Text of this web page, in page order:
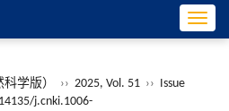
学版） ›› 2025, Vol. 51 ›› Issue
j.cnki.1006-